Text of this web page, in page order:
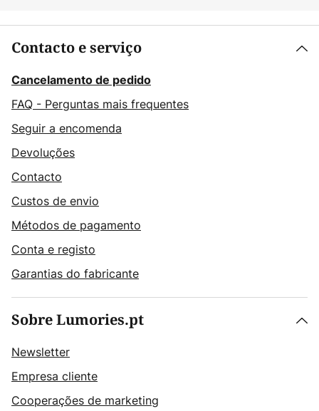
Contacto e serviço
Cancelamento de pedido
FAQ - Perguntas mais frequentes
Seguir a encomenda
Devoluções
Contacto
Custos de envio
Métodos de pagamento
Conta e registo
Garantias do fabricante
Sobre Lumories.pt
Newsletter
Empresa cliente
Cooperações de marketing